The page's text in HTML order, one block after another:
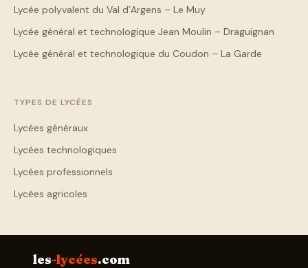
Lycée polyvalent du Val d’Argens – Le Muy
Lycée général et technologique Jean Moulin – Draguignan
Lycée général et technologique du Coudon – La Garde
TYPES DE LYCÉES
Lycées généraux
Lycées technologiques
Lycées professionnels
Lycées agricoles
les-lycées.com